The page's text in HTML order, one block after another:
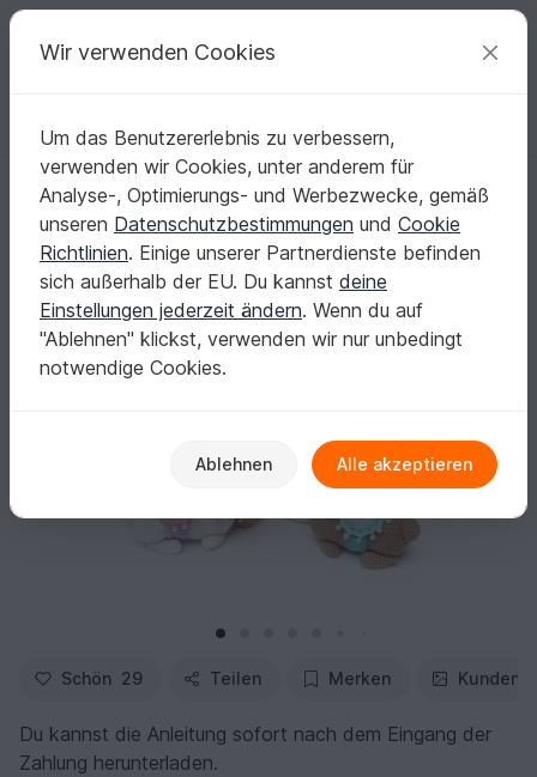
Deine kreativen Ideen
Deutsch | € (EUR) einloggen Kostenlos registrieren
Startseite Häkeln Amigurumi Tiere
Teppichluder-Familie
Teppichluder-Familie
Schön 29 Teilen Merken
Du kannst die Anleitung sofort nach dem Eingang der
Zahlung herunterladen.
Wir verwenden Cookies
Um das Benutzererlebnis zu verbessern,
verwenden wir Cookies, unter anderem für
Analyse-, Optimierungs- und Werbezwecke, gemäß
unseren Datenschutzbestimmungen und Cookie
Richtlinien. Einige unserer Partnerdienste befinden
sich außerhalb der EU. Du kannst deine
Einstellungen jederzeit ändern. Wenn du auf
"Ablehnen" klickst, verwenden wir nur unbedingt
notwendige Cookies.
Ablehnen Alle akzeptieren